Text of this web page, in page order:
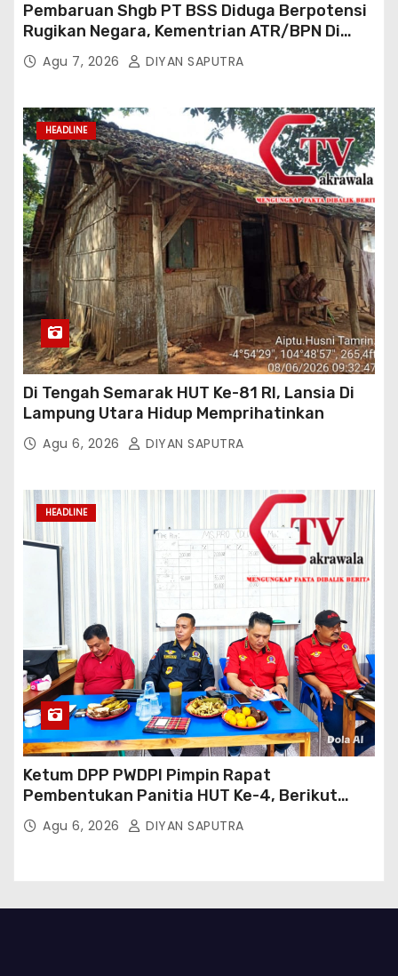
Pembaruan Shgb PT BSS Diduga Berpotensi
Rugikan Negara, Kementrian ATR/BPN Di
Gugat Di PTUN Jakarta
Agu 7, 2026 DIYAN SAPUTRA
HEADLINE
Di Tengah Semarak HUT Ke-81 RI, Lansia Di
Lampung Utara Hidup Memprihatinkan
Agu 6, 2026 DIYAN SAPUTRA
HEADLINE
Ketum DPP PWDPI Pimpin Rapat
Pembentukan Panitia HUT Ke-4, Berikut
Susunan Dan Rangkaian Kegiatannya
Agu 6, 2026 DIYAN SAPUTRA